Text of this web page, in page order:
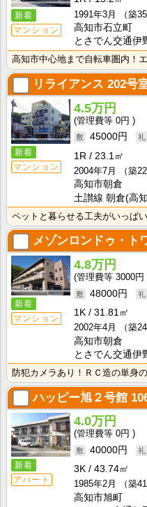
新着
マンション
1991年3月
（築
高知市石立町
とさでん交通伊
リライアンス 202号
新着
マンション
4.5万円
0円
45000円
1R
23.1㎡
2004年7月
（築
高知市朝倉
土讃線 朝倉(高
メゾンロンドゥ・ト
新着
マンション
4.8万円
3000円
48000円
1K
31.81㎡
2002年4月
（築
高知市朝倉
とさでん交通伊
ハッピー旭２号館
新着
アパート
4.0万円
0円
40000円
3K
43.74㎡
1985年2月
（築
高知市旭町